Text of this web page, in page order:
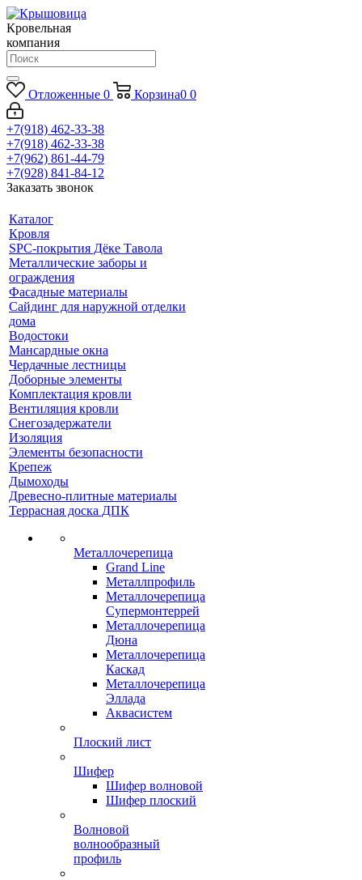
Кровельная
компания
Отложенные 0 Корзина0 0
+7(918) 462-33-38
+7(918) 462-33-38
+7(962) 861-44-79
+7(928) 841-84-12
Заказать звонок
Каталог
Кровля
SPC-покрытия Дёке Тавола
Металлические заборы и
ограждения
Фасадные материалы
Сайдинг для наружной отделки
дома
Водостоки
Мансардные окна
Чердачные лестницы
Доборные элементы
Комплектация кровли
Вентиляция кровли
Снегозадержатели
Изоляция
Элементы безопасности
Крепеж
Дымоходы
Древесно-плитные материалы
Террасная доска ДПК
Металлочерепица
Grand Line
Металлпрофиль
Металлочерепица
Супермонтеррей
Металлочерепица
Дюна
Металлочерепица
Каскад
Металлочерепица
Эллада
Аквасистем
Плоский лист
Шифер
Шифер волновой
Шифер плоский
Волновой
волнообразный
профиль